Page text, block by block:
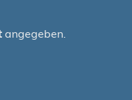
angegeben.